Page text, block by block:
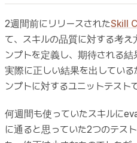
2週間前にリリースされたSkill
て、スキルの品質に対する考
ンプトを定義し、期待される
実際に正しい結果を出してい
ンプトに対するユニットテスト
何週間も使っていたスキルに
に通ると思っていた2つのテス